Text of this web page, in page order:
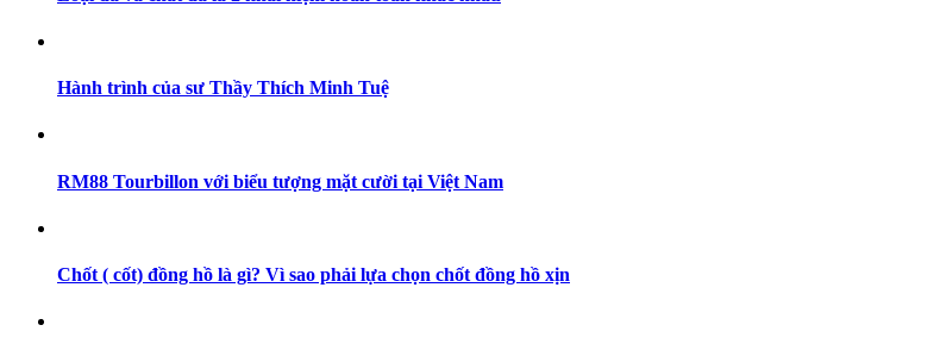
Hành trình của sư Thầy Thích Minh Tuệ
RM88 Tourbillon với biểu tượng mặt cười tại Việt Nam
Chốt ( cốt) đồng hồ là gì? Vì sao phải lựa chọn chốt đồng hồ xịn